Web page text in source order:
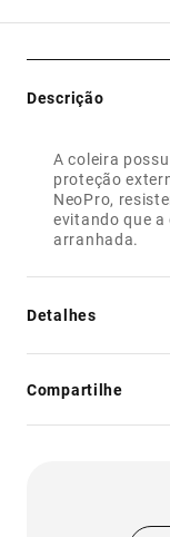
Descrição
A coleira
proteção
NeoPro,
evitando que
arranhada.
Detalhes
água e à ação do
- Muito fácil de
- Super fecho
- Regulável, para
Compartilhe